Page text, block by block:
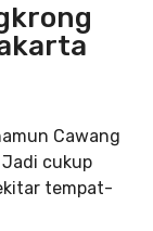
Cawang
cukup
tempat-